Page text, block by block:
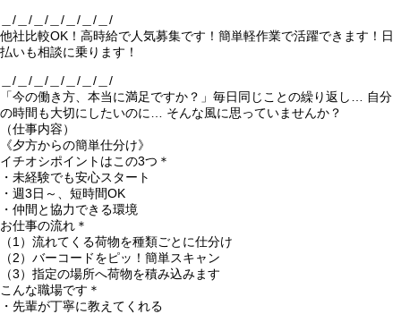
＿/＿/＿/＿/＿/＿/＿/
他社比較OK！高時給で人気募集です！簡単軽作業で活躍できます！日
払いも相談に乗ります！
＿/＿/＿/＿/＿/＿/＿/
「今の働き方、本当に満足ですか？」毎日同じことの繰り返し… 自分
の時間も大切にしたいのに… そんな風に思っていませんか？
（仕事内容）
《夕方からの簡単仕分け》
イチオシポイントはこの3つ＊
・未経験でも安心スタート
・週3日～、短時間OK
・仲間と協力できる環境
お仕事の流れ＊
（1）流れてくる荷物を種類ごとに仕分け
（2）バーコードをピッ！簡単スキャン
（3）指定の場所へ荷物を積み込みます
こんな職場です＊
・先輩が丁寧に教えてくれる